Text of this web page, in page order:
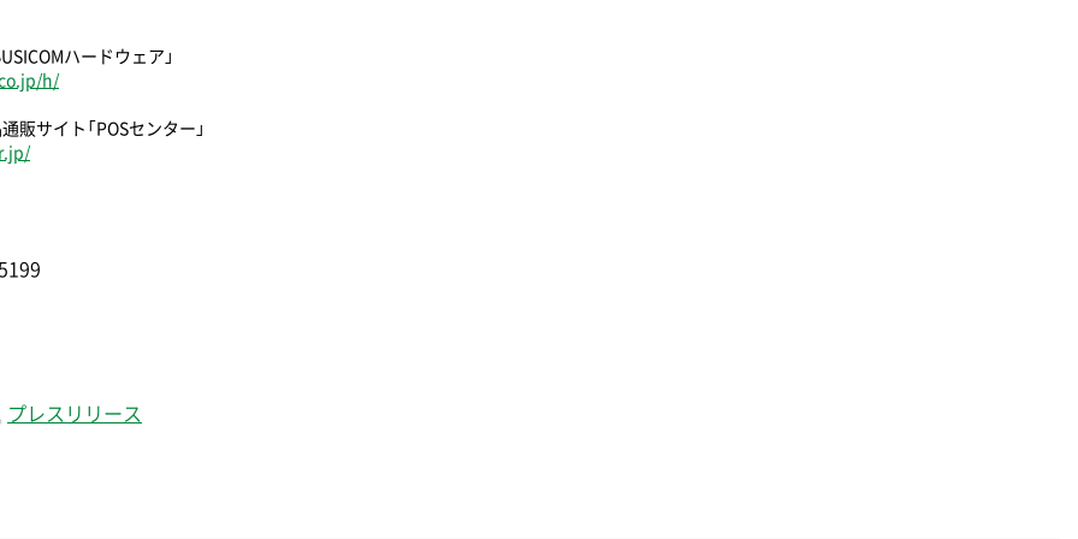
ハードウェア」
h/
販サイト「POSセンター」
プレスリリース